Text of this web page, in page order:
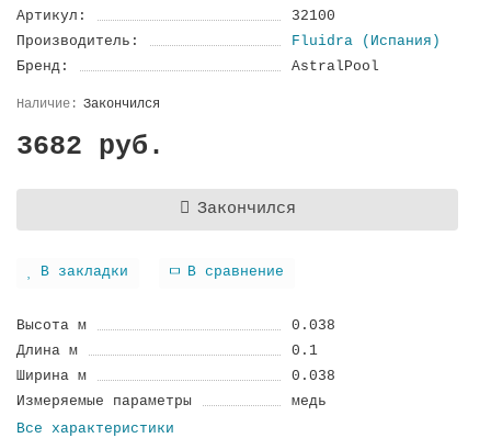
Артикул:
32100
Производитель:
Fluidra (Испания)
Бренд:
AstralPool
Закончился
3682 руб.
Закончился
В закладки В сравнение
Высота м
0.038
Длина м
0.1
Ширина м
0.038
Измеряемые параметры
медь
Все характеристики